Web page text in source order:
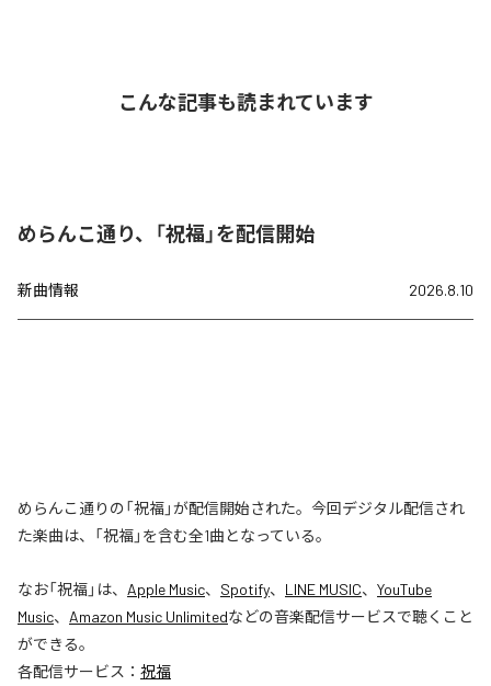
こんな記事も読まれています
めらんこ通り、「祝福」を配信開始
新曲情報 2026.8.10
めらんこ通りの「祝福」が配信開始された。今回デジタル配信され
た楽曲は、「祝福」を含む全1曲となっている。
なお「祝福」は、 Apple Music、 Spotify、 LINE MUSIC、 YouTube
Music、 Amazon Music Unlimitedなどの音楽配信サービスで聴くこと
ができる。
各配信サービス： 祝福